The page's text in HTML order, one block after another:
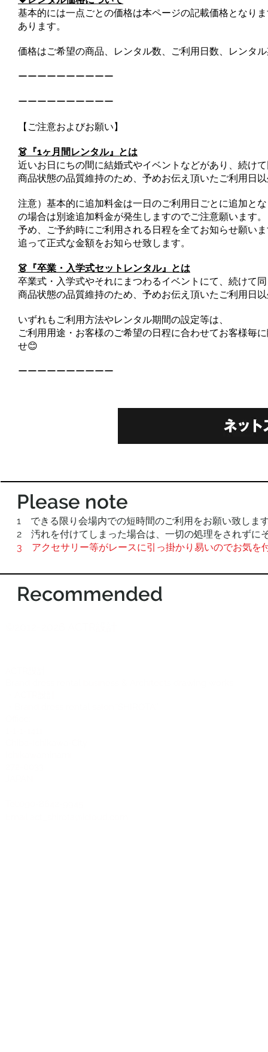
基本的には一点ごとの価格は本ページの記載価格となり
あります。
価格はご希望の商品、レンタル数、ご利用日数、レンタ
ーーーーーーーーーー
ーーーーーーーーーー
【ご注意およびお願い】
👗『1ヶ月間レンタル』とは
近いお日にちの間に結婚式やイベントなどがあり、続け
商品状態の品質維持のため、予めお伝え頂いたご利用日
注意）基本的に追加料金は一日のご利用日ごとに追加と
の場合は別途追加料金が発生しますのでご注意願います。
予め、ご予約時にご利用される日程を全てお知らせ願い
追って正式な金額をお知らせ致します。
👗『卒業・入学式セットレンタル』とは
卒業式・入学式やそれにまつわるイベントにて、続けて
商品状態の品質維持のため、予めお伝え頂いたご利用日
いずれもご利用方法やレンタル期間の設定等は、
ご利用用途・お客様のご希望の日程に合わせてお客様毎
せ😊
ーーーーーーーーーー
Please note
1 できる限り会場内での短時間のご利用をお願い致しま
2 汚れを付けてしまった場合は、一切の処理をされずに
3
アクセサリー等がレースに引っ掛かり易いのでお気を
Recommended